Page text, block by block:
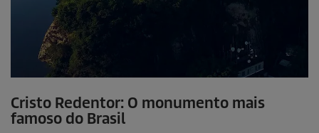
Cristo Redentor: O monumento mais
famoso do Brasil